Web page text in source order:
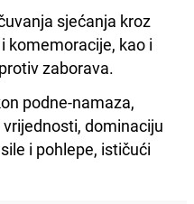
sjećanja kroz
komemoracije, kao i
zaborava.
podne-namaza,
dominaciju
i pohlepe, ističući